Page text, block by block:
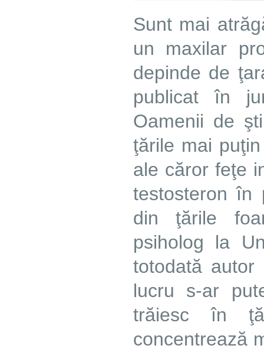
Sunt mai
un maxilar
depinde de
publicat în
Oamenii de
ţările mai
ale căror feţe
testosteron în
din ţările
psiholog la
totodată
lucru s-ar
trăiesc în
concentrează